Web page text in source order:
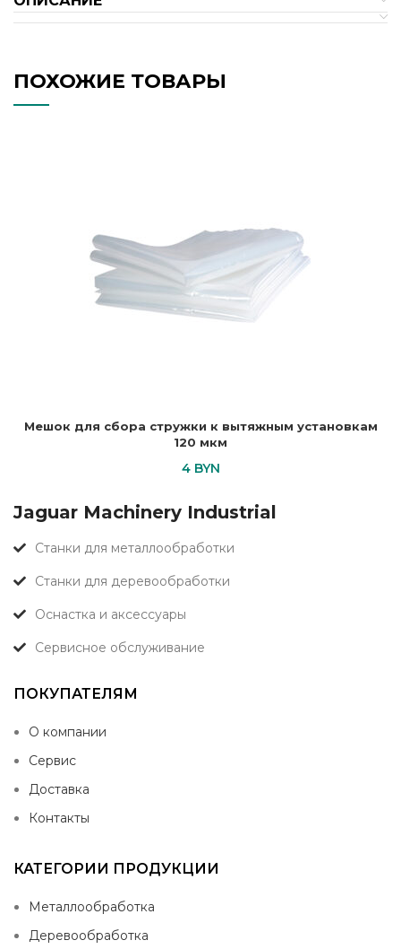
ПОХОЖИЕ ТОВАРЫ
Мешок для сбора стружки к вытяжным установкам
120 мкм
4 BYN
Jaguar Machinery Industrial
Станки для металлообработки
Станки для деревообработки
Оснастка и аксессуары
Сервисное обслуживание
ПОКУПАТЕЛЯМ
О компании
Сервис
Доставка
Контакты
КАТЕГОРИИ ПРОДУКЦИИ
Металлообработка
Деревообработка